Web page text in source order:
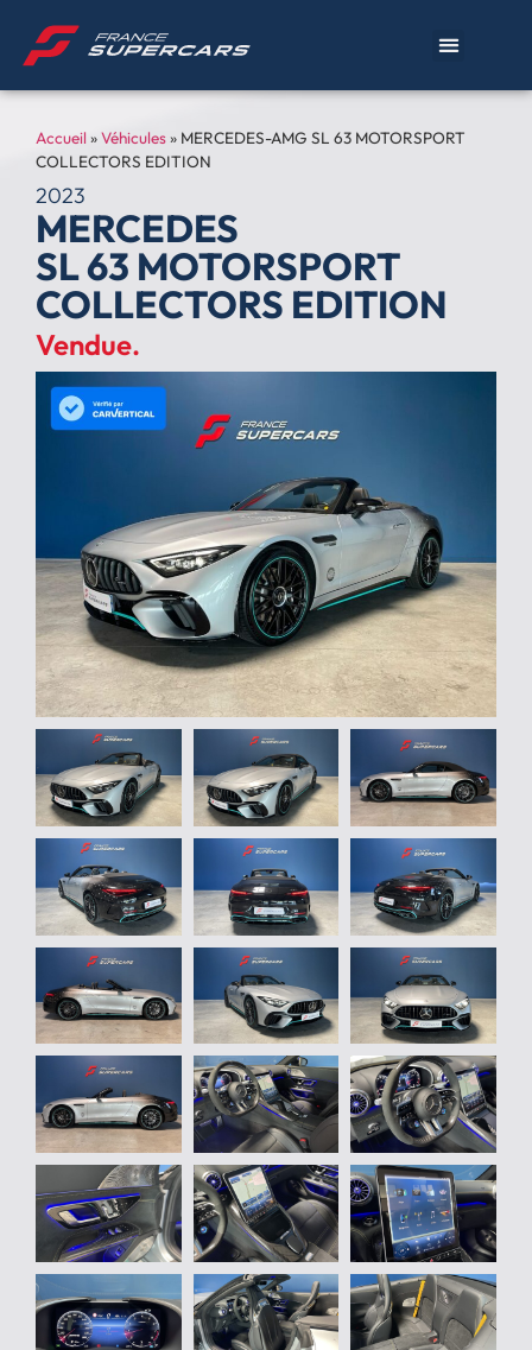
Accueil»Véhicules» MERCEDES-AMG SL 63 MOTORSPORT
COLLECTORS EDITION
2023
MERCEDES
SL 63 MOTORSPORT
COLLECTORS EDITION
Vendue.